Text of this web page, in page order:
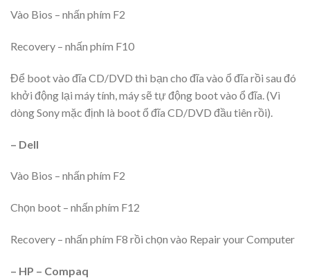
Vào Bios – nhấn phím F2
Recovery – nhấn phím F10
Để boot vào đĩa CD/DVD thì bạn cho đĩa vào ổ đĩa rồi sau đó
khởi động lại máy tính, máy sẽ tự động boot vào ổ đĩa. (Vì
dòng Sony mặc định là boot ổ đĩa CD/DVD đầu tiên rồi).
– Dell
Vào Bios – nhấn phím F2
Chọn boot – nhấn phím F12
Recovery – nhấn phím F8 rồi chọn vào Repair your Computer
– HP – Compaq